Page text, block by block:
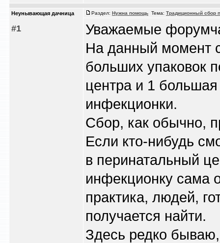
Heyнывaющая дaчницa
#1
Раздел: Нужна помощь Тема: Традиционный сбор
Уважаемые
На данный момент
больших упаковок
центра и 1 большая
инфекционки.
Сбор, как обычно,
Если кто-нибудь
в перинатальный
инфекционку сама
практика, людей,
получается найти.
Здесь редко бываю,